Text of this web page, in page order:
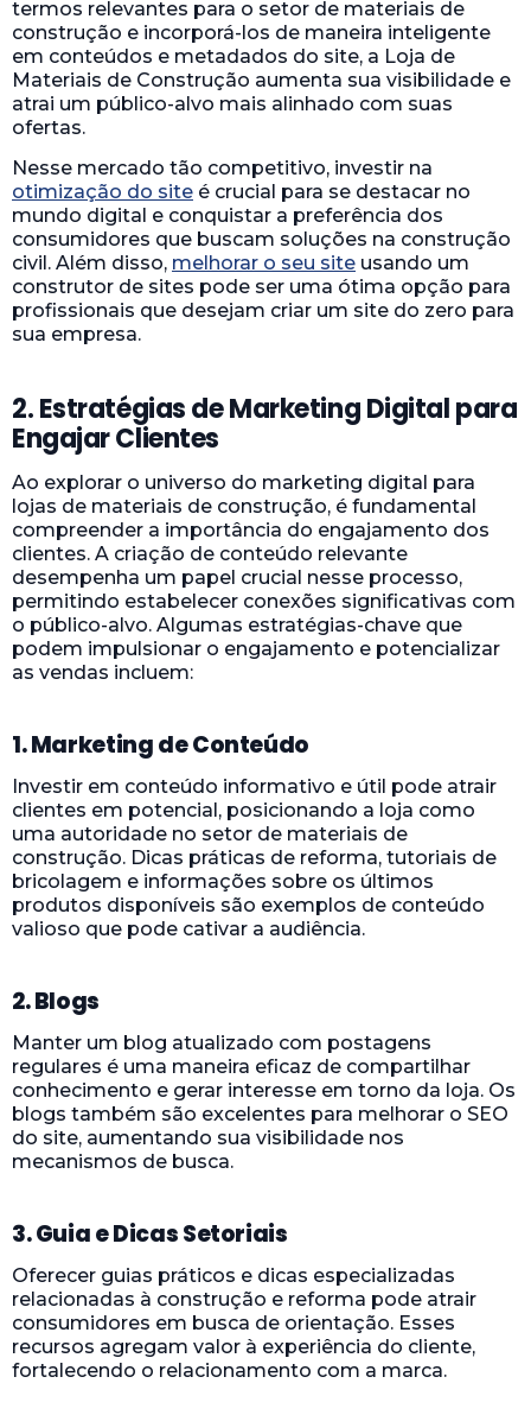
termos relevantes para o setor de materiais de
construção e incorporá-los de maneira inteligente
em conteúdos e metadados do site, a Loja de
Materiais de Construção aumenta sua visibilidade e
atrai um público-alvo mais alinhado com suas
ofertas.
Nesse mercado tão competitivo, investir na
otimização do site é crucial para se destacar no
mundo digital e conquistar a preferência dos
consumidores que buscam soluções na construção
civil. Além disso, melhorar o seu site usando um
construtor de sites pode ser uma ótima opção para
profissionais que desejam criar um site do zero para
sua empresa.
2. Estratégias de Marketing Digital para
Engajar Clientes
Ao explorar o universo do marketing digital para
lojas de materiais de construção, é fundamental
compreender a importância do engajamento dos
clientes. A criação de conteúdo relevante
desempenha um papel crucial nesse processo,
permitindo estabelecer conexões significativas com
o público-alvo. Algumas estratégias-chave que
podem impulsionar o engajamento e potencializar
as vendas incluem:
1. Marketing de Conteúdo
Investir em conteúdo informativo e útil pode atrair
clientes em potencial, posicionando a loja como
uma autoridade no setor de materiais de
construção. Dicas práticas de reforma, tutoriais de
bricolagem e informações sobre os últimos
produtos disponíveis são exemplos de conteúdo
valioso que pode cativar a audiência.
2. Blogs
Manter um blog atualizado com postagens
regulares é uma maneira eficaz de compartilhar
conhecimento e gerar interesse em torno da loja. Os
blogs também são excelentes para melhorar o SEO
do site, aumentando sua visibilidade nos
mecanismos de busca.
3. Guia e Dicas Setoriais
Oferecer guias práticos e dicas especializadas
relacionadas à construção e reforma pode atrair
consumidores em busca de orientação. Esses
recursos agregam valor à experiência do cliente,
fortalecendo o relacionamento com a marca.